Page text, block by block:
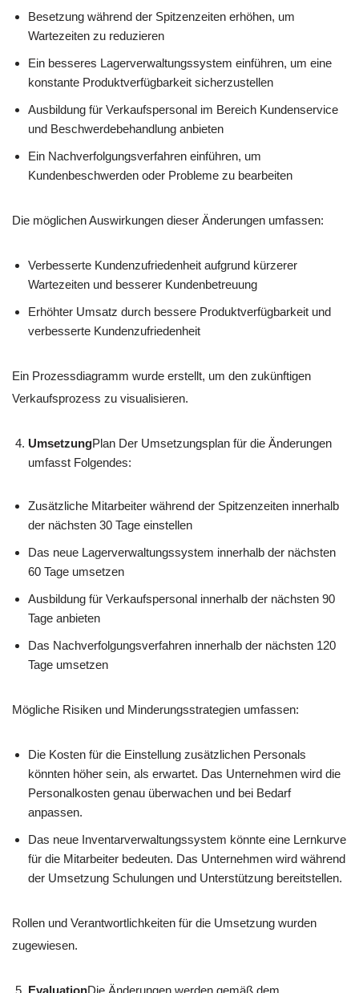
Besetzung während der Spitzenzeiten erhöhen, um
Wartezeiten zu reduzieren
Ein besseres Lagerverwaltungssystem einführen, um eine
konstante Produktverfügbarkeit sicherzustellen
Ausbildung für Verkaufspersonal im Bereich Kundenservice
und Beschwerdebehandlung anbieten
Ein Nachverfolgungsverfahren einführen, um
Kundenbeschwerden oder Probleme zu bearbeiten
Die möglichen Auswirkungen dieser Änderungen umfassen:
Verbesserte Kundenzufriedenheit aufgrund kürzerer
Wartezeiten und besserer Kundenbetreuung
Erhöhter Umsatz durch bessere Produktverfügbarkeit und
verbesserte Kundenzufriedenheit
Ein Prozessdiagramm wurde erstellt, um den zukünftigen
Verkaufsprozess zu visualisieren.
UmsetzungPlan Der Umsetzungsplan für die Änderungen
umfasst Folgendes:
Zusätzliche Mitarbeiter während der Spitzenzeiten innerhalb
der nächsten 30 Tage einstellen
Das neue Lagerverwaltungssystem innerhalb der nächsten
60 Tage umsetzen
Ausbildung für Verkaufspersonal innerhalb der nächsten 90
Tage anbieten
Das Nachverfolgungsverfahren innerhalb der nächsten 120
Tage umsetzen
Mögliche Risiken und Minderungsstrategien umfassen:
Die Kosten für die Einstellung zusätzlichen Personals
könnten höher sein, als erwartet. Das Unternehmen wird die
Personalkosten genau überwachen und bei Bedarf
anpassen.
Das neue Inventarverwaltungssystem könnte eine Lernkurve
für die Mitarbeiter bedeuten. Das Unternehmen wird während
der Umsetzung Schulungen und Unterstützung bereitstellen.
Rollen und Verantwortlichkeiten für die Umsetzung wurden
zugewiesen.
EvaluationDie Änderungen werden gemäß dem